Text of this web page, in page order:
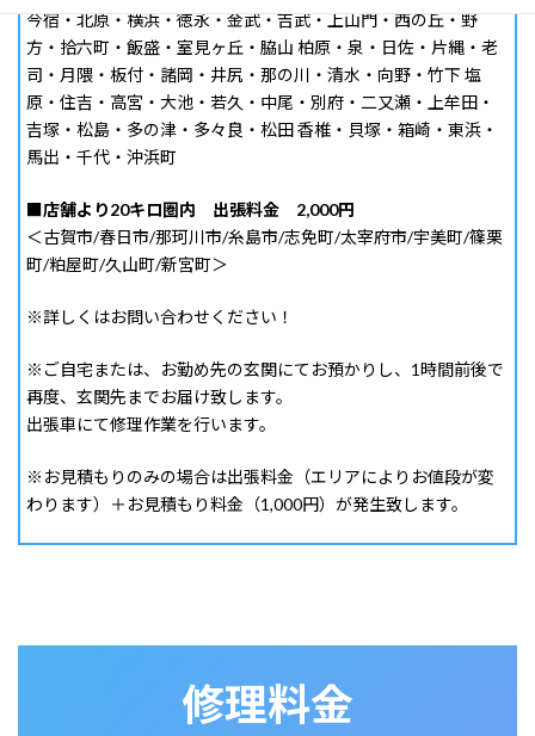
今宿・北原・横浜・徳永・金武・吉武・上山門・西の丘・野
方・拾六町・飯盛・室見ヶ丘・脇山 柏原・泉・日佐・片縄・老
司・月隈・板付・諸岡・井尻・那の川・清水・向野・竹下 塩
原・住吉・高宮・大池・若久・中尾・別府・二又瀬・上牟田・
吉塚・松島・多の津・多々良・松田 香椎・貝塚・箱崎・東浜・
馬出・千代・沖浜町
■店舗より20キロ圏内 出張料金 2,000円
＜古賀市/春日市/那珂川市/糸島市/志免町/太宰府市/宇美町/篠栗
町/粕屋町/久山町/新宮町＞
※詳しくはお問い合わせください！
※ご自宅または、お勤め先の玄関にてお預かりし、1時間前後で
再度、玄関先までお届け致します。
出張車にて修理作業を行います。
※お見積もりのみの場合は出張料金（エリアによりお値段が変
わります）＋お見積もり料金（1,000円）が発生致します。
修理料金